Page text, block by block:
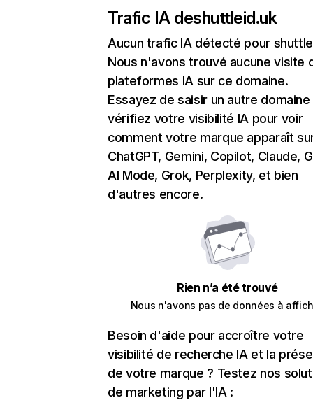
Trafic IA deshuttleid.uk
Aucun trafic IA détecté pour
Nous n'avons trouvé aucune visite
plateformes IA sur ce domaine.
Essayez de saisir un autre domaine
vérifiez votre visibilité IA pour voir
comment votre marque apparaît
ChatGPT, Gemini, Copilot, Claude,
AI Mode, Grok, Perplexity, et bien
d'autres encore.
Rien n’a été trouvé
Nous n'avons pas de données à
Besoin d'aide pour accroître votre
visibilité de recherche IA et la
de votre marque ? Testez nos
de marketing par l'IA :